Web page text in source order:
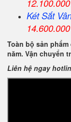
12.100.000
Két Sắt
14.600.000
Toàn bộ sản
năm. Vận chuyển
Liên hệ ngay